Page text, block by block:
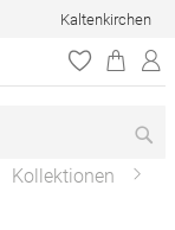
Kaltenkirchen
Kollektionen